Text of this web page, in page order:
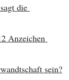
die
Anzeichen
sein?